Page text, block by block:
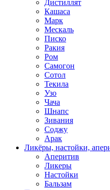
Дистиллят
Кашаса
Марк
Мескаль
Писко
Ракия
Ром
Самогон
Сотол
Текила
Узо
Чача
Шнапс
Зивания
Соджу
Арак
Ликёры, настойки,
Аперитив
Ликеры
Настойки
Бальзам